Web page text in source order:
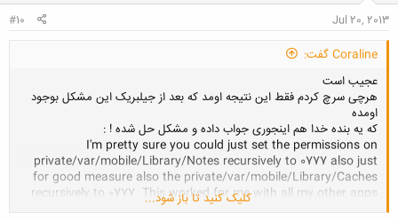
Jul 20, 2013
#10
Coraline گفت:
عجیب است
هرچی سرچ کردم فقط این نتیجه اومد که بعد از جیلبریک این مشکل بوجود
اومده
که یه بنده خدا هم اینجوری جواب داده و مشکل حل شده ! :
I'm pretty sure you could just set the permissions on
private/var/mobile/Library/Notes recursively to 0777 also just
for good measure also the private/var/mobile/Library/Caches
recursively to 0777. This worked for me with all my other apps
that wouldn't save or cache.
کلیک کنید تا باز شود...